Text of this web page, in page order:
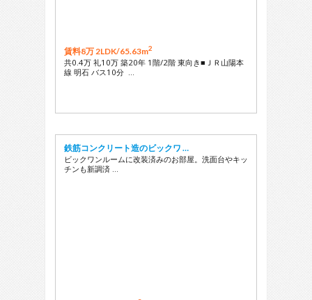
賃料8万 2LDK/65.63m2
共0.4万 礼10万 築20年 1階/2階 東向き■ＪＲ山陽本
線 明石 バス10分 …
鉄筋コンクリート造のビックワ …
ビックワンルームに改装済みのお部屋。洗面台やキッ
チンも新調済 …